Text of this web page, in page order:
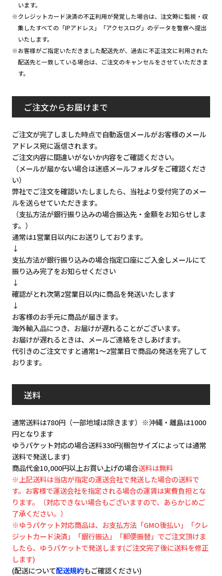
います。
※クレジットカード決済の不正利用が発覚した場合は、注文時に監視・収
集したすべての「IPアドレス」「アクセスログ」のデータを警察へ提出
いたします。
※お客様がご指定いただきました配送先が、過去に不正注文に利用された
配送先と一致している場合は、ご注文のキャンセルをさせていただきま
す。
ご注文からお届けまで
ご注文が完了しました時点で自動返信メールがお客様のメール
アドレス宛に返信されます。
ご注文内容に間違いがないか内容をご確認ください。
（メールが届かない場合は迷惑メールフォルダをご確認くださ
い）
弊社でご注文を確認いたしましたら、当社より受付完了のメー
ルを送らせていただきます。
（支払方法が銀行振り込みの場合振込先・金額をお知らせしま
す。）
通常は1営業日以内にお送りしております。
↓
支払方法が銀行振り込みの場合指定口座にご入金しメールにて
振り込み完了をお知らせください
↓
確認がとれ次第2営業日以内に商品を発送いたします
↓
お客様のお手元に商品が届きます。
海外輸入品につき、お届けが遅れることがございます。
お届けが遅れるときは、メールご連絡をさしあげます。
代引きのご注文ですと通常1～2営業日で商品の発送を完了して
おります。
送料
通常送料は780円（一部地域は除きます）※沖縄・離島は1000
円となります
ゆうパケット対応の場合送料330円(梱包サイズによっては通常
送料で発送します)
商品代金10,000円以上お買い上げの場合送料は無料
※上記送料は当店が指定の運送会社で発送した場合の送料で
す。お客様で運送会社を指定される場合の運賃は実費負担とな
ります。（対応できない場合もございますので、あらかじめご
了承ください。）
※ゆうパケット対応商品は、お支払方法「GMO後払い」「クレ
ジットカード決済」「銀行振込」「郵便振替」でご注文頂けま
したら、ゆうパケットで発送します(ご注文完了後に送料を修正
します)
(配送について配送規約もご確認ください)